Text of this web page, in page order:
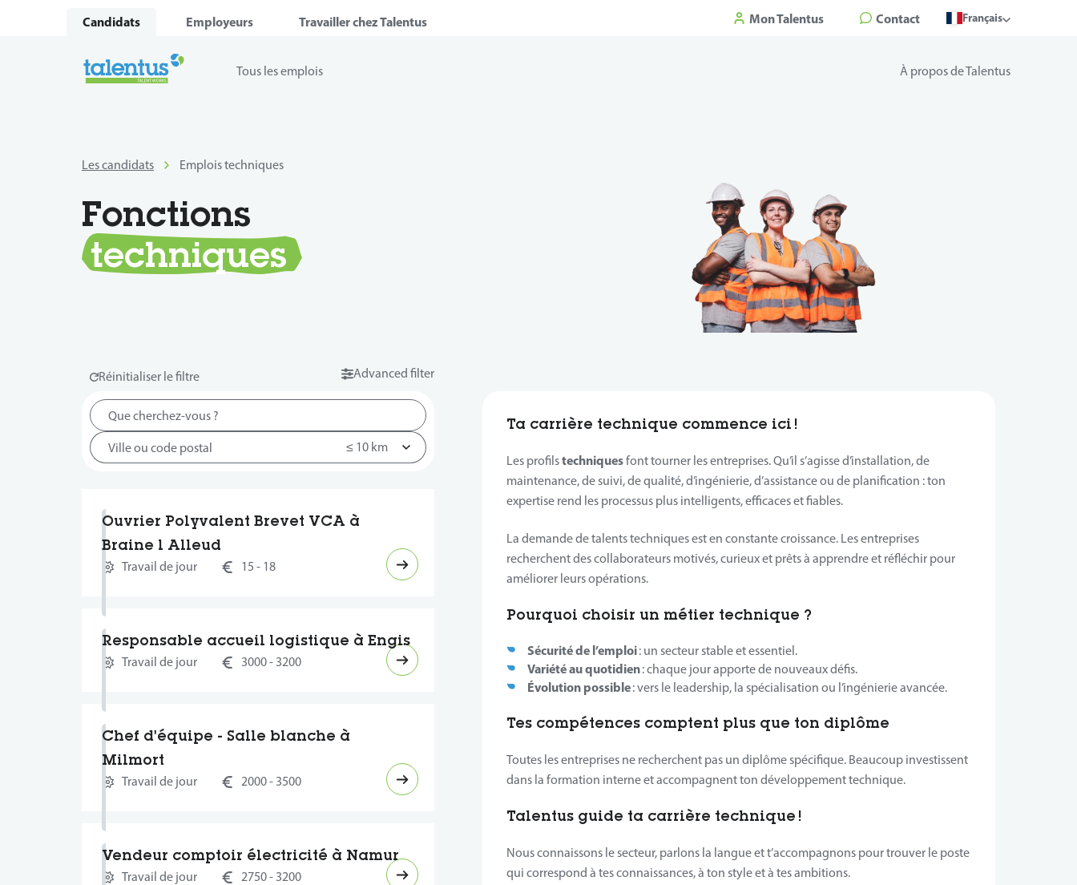
Candidats Employeurs Travailler chez Talentus Mon Talentus Contact Français
Tous les emplois À propos de Talentus
Les candidats Emplois techniques
Fonctions
techniques
Advanced filter
Ouvrier Polyvalent Brevet VCA à
Braine l Alleud
Travail de jour 15 - 18
Responsable accueil logistique à Engis
Travail de jour 3000 - 3200
Chef d'équipe - Salle blanche à
Milmort
Travail de jour 2000 - 3500
Vendeur comptoir électricité à Namur
Travail de jour 2750 - 3200
Ta carrière technique commence ici !
Les profilstechniquesfont tourner les entreprises. Qu’il s’agisse d’installation, de
maintenance, de suivi, de qualité, d’ingénierie, d’assistance ou de planification : ton
expertise rend les processus plus intelligents, efficaces et fiables.
La demande de talents techniques est en constante croissance. Les entreprises
recherchent des collaborateurs motivés, curieux et prêts à apprendre et réfléchir pour
améliorer leurs opérations.
Pourquoi choisir un métier technique ?
Sécurité de l’emploi: un secteur stable et essentiel.
Variété au quotidien: chaque jour apporte de nouveaux défis.
Évolution possible: vers le leadership, la spécialisation ou l’ingénierie avancée.
Tes compétences comptent plus que ton diplôme
Toutes les entreprises ne recherchent pas un diplôme spécifique. Beaucoup investissent
dans la formation interne et accompagnent ton développement technique.
Talentus guide ta carrière technique !
Nous connaissons le secteur, parlons la langue et t’accompagnons pour trouver le poste
qui correspond à tes connaissances, à ton style et à tes ambitions.